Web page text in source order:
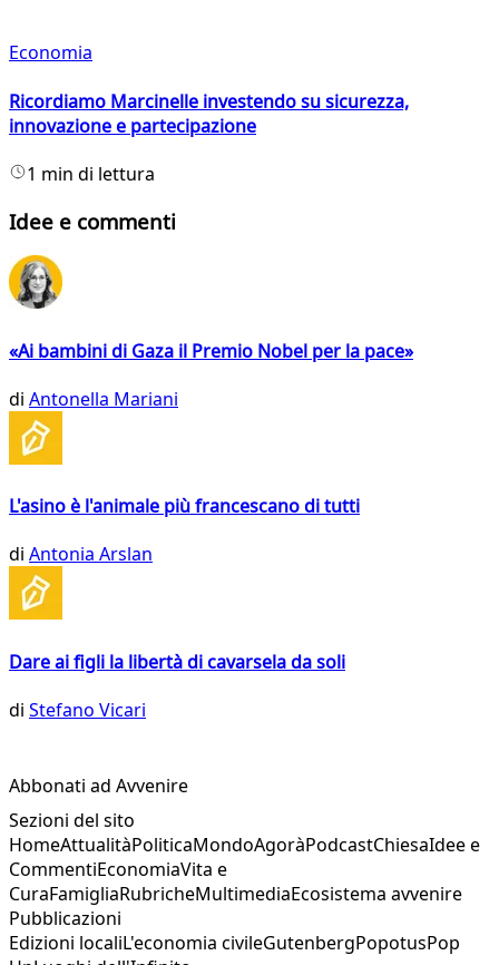
Economia
Ricordiamo Marcinelle investendo su sicurezza,
innovazione e partecipazione
1 min di lettura
Idee e commenti
«Ai bambini di Gaza il Premio Nobel per la pace»
di Antonella Mariani
L'asino è l'animale più francescano di tutti
di Antonia Arslan
Dare ai figli la libertà di cavarsela da soli
di Stefano Vicari
Abbonati ad Avvenire
Sezioni del sito
HomeAttualitàPoliticaMondoAgoràPodcastChiesaIdee e
CommentiEconomiaVita e
CuraFamigliaRubricheMultimediaEcosistema avvenire
Pubblicazioni
Edizioni localiL'economia civileGutenbergPopotusPop